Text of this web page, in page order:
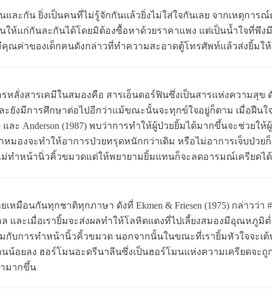
กัน ยิ่งเป็นคนที่ไม่รู้จักกันแล้วยิ่งไม่ใส่ใจกันเลย จากเหตุการณ์
ห้แก่กันละกันได้โดยมิต้องซื้อหาด้วยราคาแพง แต่เป็นน้ำใจที่พึง
ค่าของเด็กคนดังกล่าวที่ทำความสะอาดตู้โทรศัพท์แล้วส่งยิ้มให้
รหลั่งสารเคมีในสมองคือ สารเอ็นดอร์ฟินซึ่งเป็นสารแห่งความสุ
ยังมีการศึกษาต่อไปอีกว่าแม้ขณะนั้นจะทุกข์ใจอยู่ก็ตาม เมื่อฝืนใ
ละ Anderson (1987) พบว่าการทำให้ผู้ป่วยยิ้มได้มากขึ้นจะช่วยใ
มองจะทำให้อาการป่วยทรุดหนักกว่าเดิม หรือไม่อาการเจ็บป่วย
ทำหน้านิ่วคิ้วขมวดแต่ให้พยายามยิ้มแทนก็จะลดอารมณ์เครียดไ
มือนกันทุกชาติทุกภาษา ดังที่ Ekmen & Friesen (1975) กล่าวว่
และเมื่อเรายิ้มจะส่งผลทำให้โลหิตแดงที่ไปเลี้ยงสมองมีอุณหภูมิ
กับการทำหน้านิ้วคิ้วขมวด นอกจากนั้นในขณะที่เรายิ้มหัวใจจะเ
น้อยลง ฮอร์โมนอะดรีนาลีนซึ่งเป็นฮอร์โมนแห่งความเครียดจะ
มากขึ้น